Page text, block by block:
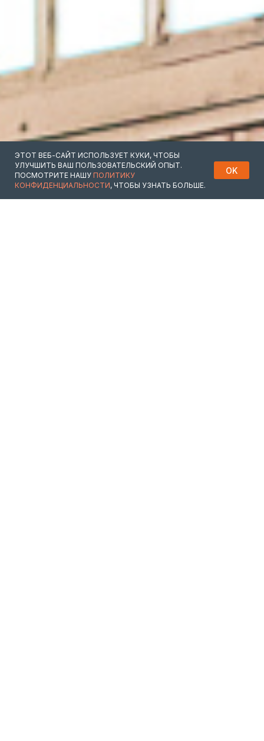
ЭТОТ ВЕБ-САЙТ ИСПОЛЬЗУЕТ КУКИ, ЧТОБЫ
УЛУЧШИТЬ ВАШ ПОЛЬЗОВАТЕЛЬСКИЙ ОПЫТ.
ПОСМОТРИТЕ НАШУ ПОЛИТИКУ
КОНФИДЕНЦИАЛЬНОСТИ, ЧТОБЫ УЗНАТЬ БОЛЬШЕ.
OK